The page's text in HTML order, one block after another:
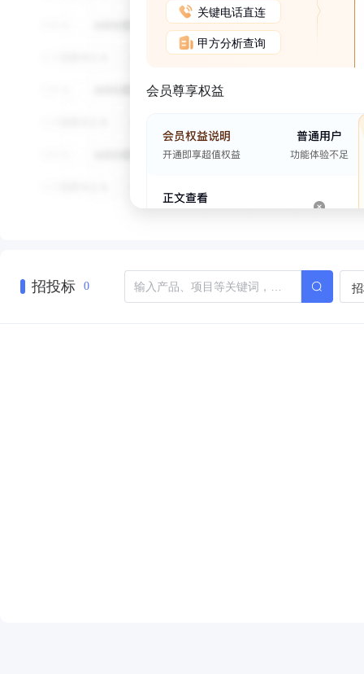
关键电话直连
甲方分析查询
会员尊享权益
招投标 0